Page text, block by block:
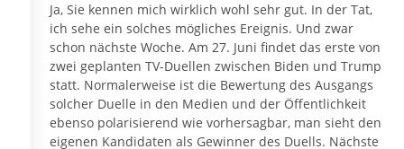
Ja, Sie kennen mich wirklich wohl sehr gut. In der Tat,
ich sehe ein solches mögliches Ereignis. Und zwar
schon nächste Woche. Am 27. Juni findet das erste von
zwei geplanten TV-Duellen zwischen Biden und Trump
statt. Normalerweise ist die Bewertung des Ausgangs
solcher Duelle in den Medien und der Öffentlichkeit
ebenso polarisierend wie vorhersagbar, man sieht den
eigenen Kandidaten als Gewinner des Duells. Nächste